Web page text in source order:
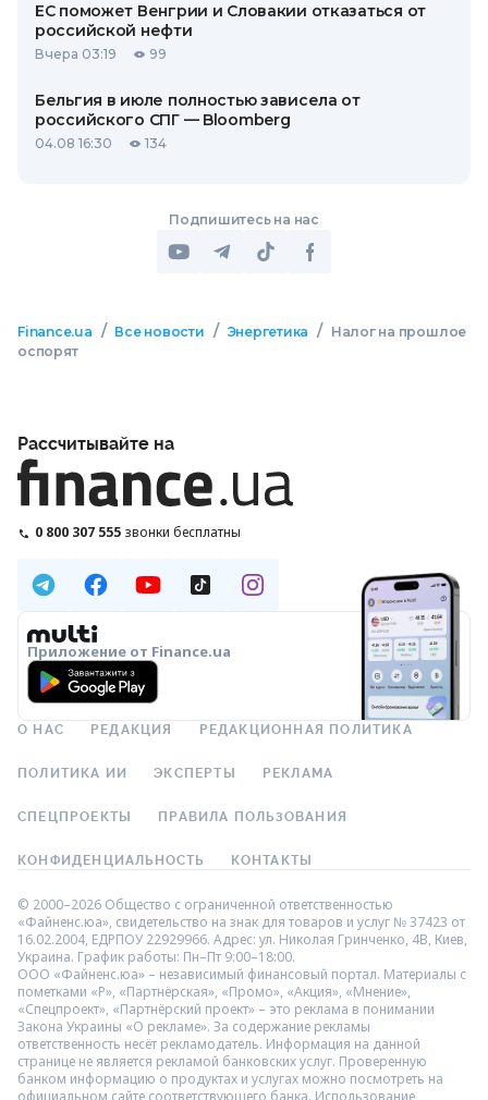
ЕС поможет Венгрии и Словакии отказаться от
российской нефти
Вчера 03:19 99
Бельгия в июле полностью зависела от
российского СПГ — Bloomberg
04.08 16:30 134
Подпишитесь на нас
Finance.ua / Все новости / Энергетика /
Налог на прошлое
оспорят
Рассчитывайте на
0 800 307 555 звонки бесплатны
Приложение от Finance.ua
О НАС РЕДАКЦИЯ РЕДАКЦИОННАЯ ПОЛИТИКА
ПОЛИТИКА ИИ ЭКСПЕРТЫ РЕКЛАМА
СПЕЦПРОЕКТЫ ПРАВИЛА ПОЛЬЗОВАНИЯ
КОНФИДЕНЦИАЛЬНОСТЬ КОНТАКТЫ
© 2000–2026 Общество с ограниченной ответственностью
«Файненс.юа», свидетельство на знак для товаров и услуг № 37423 от
16.02.2004, ЕДРПОУ 22929966. Адрес: ул. Николая Гринченко, 4В, Киев,
Украина. График работы: Пн–Пт 9:00–18:00.
ООО «Файненс.юа» – независимый финансовый портал. Материалы с
пометками «Р», «Партнёрская», «Промо», «Акция», «Мнение»,
«Спецпроект», «Партнёрский проект» – это реклама в понимании
Закона Украины «О рекламе». За содержание рекламы
ответственность несёт рекламодатель. Информация на данной
странице не является рекламой банковских услуг. Проверенную
банком информацию о продуктах и услугах можно посмотреть на
официальном сайте соответствующего банка. Использование